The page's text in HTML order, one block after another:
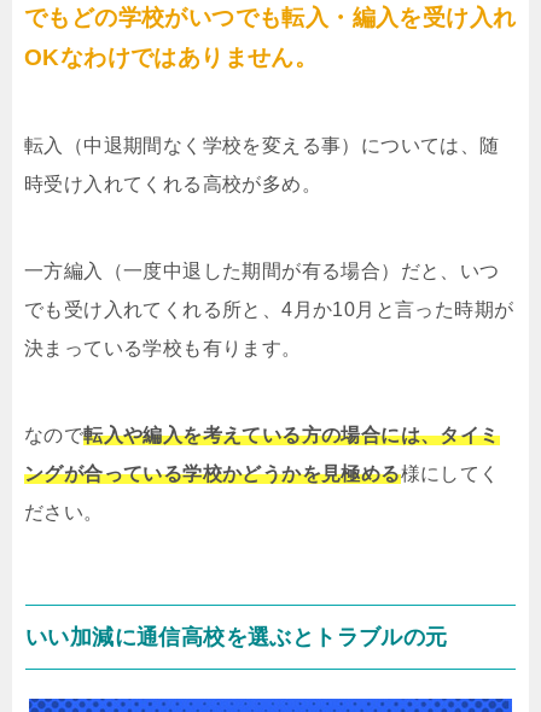
でもどの学校がいつでも転入・編入を受け入れ
OKなわけではありません。
転入（中退期間なく学校を変える事）については、随
時受け入れてくれる高校が多め。
一方編入（一度中退した期間が有る場合）だと、いつ
でも受け入れてくれる所と、4月か10月と言った時期が
決まっている学校も有ります。
なので転入や編入を考えている方の場合には、タイミ
ングが合っている学校かどうかを見極める様にしてく
ださい。
いい加減に通信高校を選ぶとトラブルの元